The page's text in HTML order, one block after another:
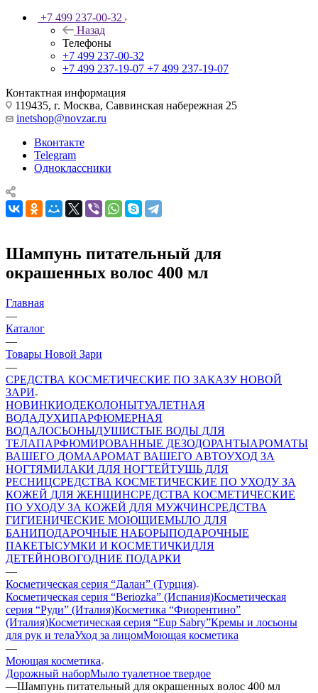
+7 499 237-00-32
Назад
Телефоны
+7 499 237-00-32
+7 499 237-19-07 +7 499 237-19-07
Контактная информация
119435, г. Москва, Саввинская набережная 25
inetshop@novzar.ru
Вконтакте
Telegram
Одноклассники
Шампунь питательный для
окрашенных волос 400 мл
Главная
—
Каталог
—
Товары Новой Зари
—
СРЕДСТВА КОСМЕТИЧЕСКИЕ ПО ЗАКАЗУ НОВОЙ
ЗАРИ
НОВИНКИОДЕКОЛОНЫТУАЛЕТНАЯ
ВОДАДУХИПАРФЮМЕРНАЯ
ВОДАЛОСЬОНЫДУШИСТЫЕ ВОДЫ ДЛЯ
ТЕЛАПАРФЮМИРОВАННЫЕ ДЕЗОДОРАНТЫАРОМАТЫ
ВАШЕГО ДОМААРОМАТ ВАШЕГО АВТОУХОД ЗА
НОГТЯМИЛАКИ ДЛЯ НОГТЕЙТУШЬ ДЛЯ
РЕСНИЦСРЕДСТВА КОСМЕТИЧЕСКИЕ ПО УХОДУ ЗА
КОЖЕЙ ДЛЯ ЖЕНЩИНСРЕДСТВА КОСМЕТИЧЕСКИЕ
ПО УХОДУ ЗА КОЖЕЙ ДЛЯ МУЖЧИНСРЕДСТВА
ГИГИЕНИЧЕСКИЕ МОЮЩИЕМЫЛО ДЛЯ
БАНИПОДАРОЧНЫЕ НАБОРЫПОДАРОЧНЫЕ
ПАКЕТЫСУМКИ И КОСМЕТИЧКИДЛЯ
ДЕТЕЙНОВОГОДНИЕ ПОДАРКИ
—
Косметическая серия “Далан” (Турция)
Косметическая серия “Beriozka” (Испания)Косметическая
серия “Руди” (Италия)Косметика “Фиорентино”
(Италия)Косметическая серия “Eup Sabry”Кремы и лосьоны
для рук и телаУход за лицомМоющая косметика
—
Моющая косметика
Дорожный наборМыло туалетное твердое
—Шампунь питательный для окрашенных волос 400 мл